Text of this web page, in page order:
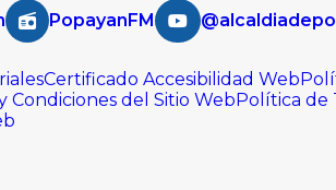
PopayanFM
Certificado Accesibilidad Web
Condiciones del Sitio WebPolítica de